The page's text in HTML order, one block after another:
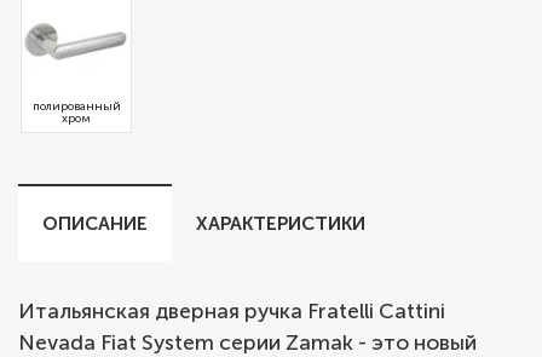
полированный
хром
ОПИСАНИЕ ХАРАКТЕРИСТИКИ
Итальянская дверная ручка Fratelli Cattini
Nevada Fiat System серии Zamak - это новый